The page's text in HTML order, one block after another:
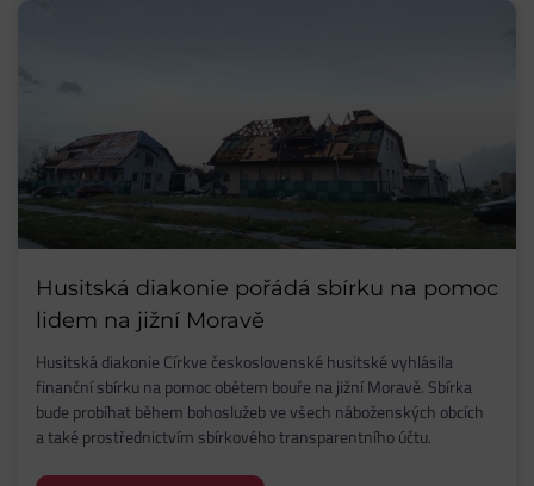
Husitská diakonie pořádá sbírku na pomoc
lidem na jižní Moravě
Husitská diakonie Církve československé husitské vyhlásila
finanční sbírku na pomoc obětem bouře na jižní Moravě. Sbírka
bude probíhat během bohoslužeb ve všech náboženských obcích
a také prostřednictvím sbírkového transparentního účtu.